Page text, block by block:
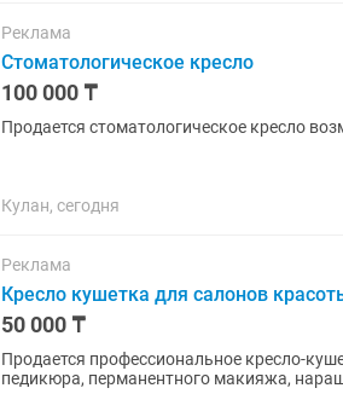
Реклама
Стоматологическое кресло
100 000 ₸
Продается стоматологическое кресло
Кулан, сегодня
Реклама
Кресло кушетка для салонов
50 000 ₸
Продается профессиональное кресло-
педикюра, перманентного макияжа,